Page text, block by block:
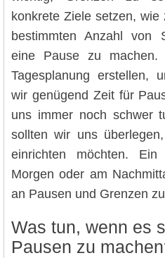
konkrete Ziele setzen,
bestimmten Anzahl von
eine Pause zu
Tagesplanung erstellen,
wir genügend Zeit für
uns immer noch schwer
sollten wir uns
einrichten möchten.
Morgen oder am
an Pausen und Grenzen
Was tun, wenn es
Pausen zu